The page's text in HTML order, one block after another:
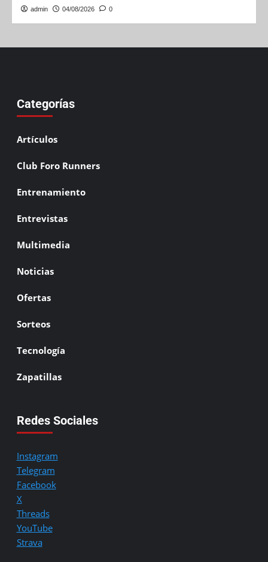
admin 04/08/2026 0
Categorías
Artículos
Club Foro Runners
Entrenamiento
Entrevistas
Multimedia
Noticias
Ofertas
Sorteos
Tecnología
Zapatillas
Redes Sociales
Instagram
Telegram
Facebook
X
Threads
YouTube
Strava